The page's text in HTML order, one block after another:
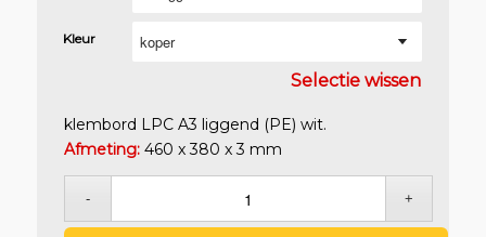
Kleur
Selectie wissen
klembord LPC A3 liggend (PE) wit.
Afmeting:460 x 380 x 3 mm